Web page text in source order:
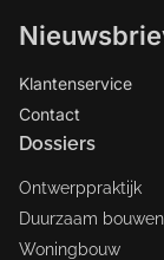
Klantenservice
Contact
Dossiers
Ontwerppraktijk
Duurzaam bouwen
Woningbouw